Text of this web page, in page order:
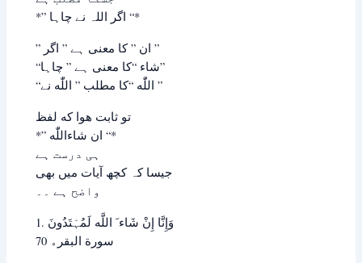
*” ﺍﮔﺮ ﺍﻟﻠﮧ ﻧﮯ ﭼﺎﮨﺎ “*
” ﺍﻥ ” ﮐﺎ ﻣﻌﻨﯽ ﮨﮯ ” ﺍﮔﺮ ”
“ﺷﺎﺀ “ﮐﺎ ﻣﻌﻨﯽ ﮨﮯ ” ﭼﺎﮨﺎ”
“اللّٰه “ﮐﺎ ﻣﻄﻠﺐ ” اللّٰه ﻧﮯ ”
ﺗﻮ ثابت هوا که ﻟﻔﻆ
*” ﺍﻥ ﺷﺎﺀاللّٰه “*
ﮨﯽ ﺩﺭﺳﺖ ﮨﮯ
ﺟﯿﺴﺎ ﮐﮧ ﮐﭽﮫ ﺁﯾﺎﺕ ﻣﯿﮟ ﺑﮭﯽ
ﻭﺍﺿﺢ ﮨﮯ ۔۔
1. ﻭَﺇِﻧَّﺎ ﺇِﻥْ ﺷَﺎﺀ َ ﺍﻟﻠَّﻪ ﻟَﻤُﮩْﺘَﺪُﻭﻥَ
سورة ﺍﻟﺒﻘﺮﮦ 70